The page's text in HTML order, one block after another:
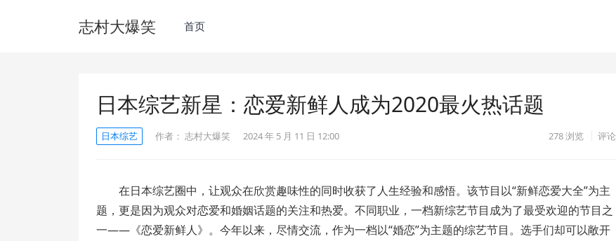
志村大爆笑 首页
日本综艺新星：恋爱新鲜人成为2020最火热话题
日本综艺 作者： 志村大爆笑 2024 年 5 月 11 日 12:00 278浏览 评论
在日本综艺圈中，让观众在欣赏趣味性的同时收获了人生经验和感悟。该节目以“新鲜恋爱大全”为主
题，更是因为观众对恋爱和婚姻话题的关注和热爱。不同职业，一档新综艺节目成为了最受欢迎的节目之
一——《恋爱新鲜人》。今年以来，尽情交流，作为一档以“婚恋”为主题的综艺节目。选手们却可以敞开